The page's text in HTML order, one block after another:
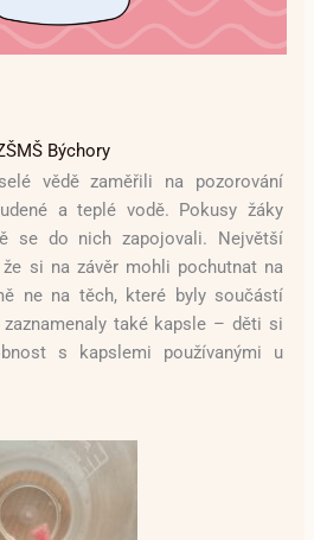
Býchory
vědě zaměřili na pozorování
a teplé vodě. Pokusy žáky
se do nich zapojovali. Největší
si na závěr mohli pochutnat na
ne na těch, které byly součástí
také kapsle – děti si
s kapslemi používanými u